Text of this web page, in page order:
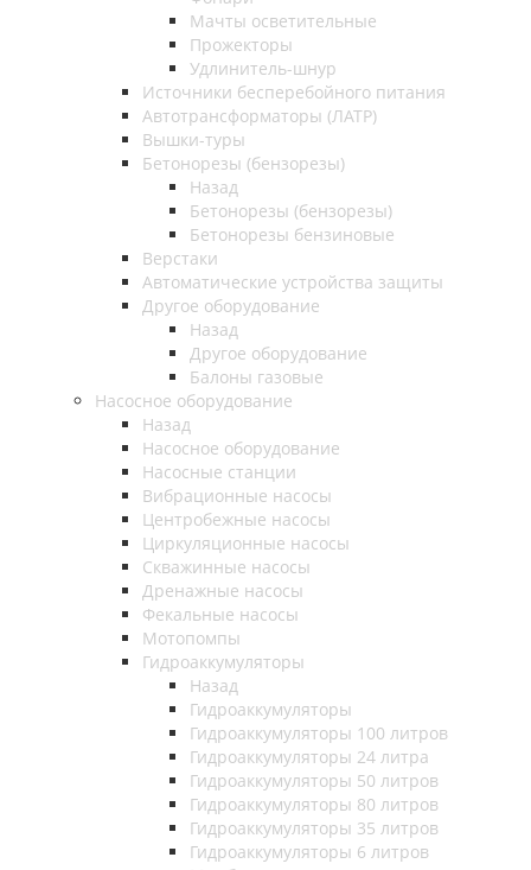
Мачты осветительные
Прожекторы
Удлинитель-шнур
Источники бесперебойного питания
Автотрансформаторы (ЛАТР)
Вышки-туры
Бетонорезы (бензорезы)
Назад
Бетонорезы (бензорезы)
Бетонорезы бензиновые
Верстаки
Автоматические устройства защиты
Другое оборудование
Назад
Другое оборудование
Балоны газовые
Насосное оборудование
Назад
Насосное оборудование
Насосные станции
Вибрационные насосы
Центробежные насосы
Циркуляционные насосы
Скважинные насосы
Дренажные насосы
Фекальные насосы
Мотопомпы
Гидроаккумуляторы
Назад
Гидроаккумуляторы
Гидроаккумуляторы 100 литров
Гидроаккумуляторы 24 литра
Гидроаккумуляторы 50 литров
Гидроаккумуляторы 80 литров
Гидроаккумуляторы 35 литров
Гидроаккумуляторы 6 литров